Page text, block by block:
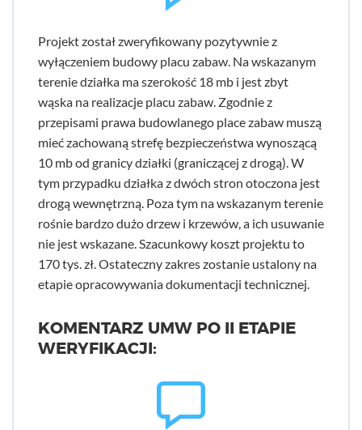
Projekt został zweryfikowany pozytywnie z
wyłączeniem budowy placu zabaw. Na wskazanym
terenie działka ma szerokość 18 mb i jest zbyt
wąska na realizacje placu zabaw. Zgodnie z
przepisami prawa budowlanego place zabaw muszą
mieć zachowaną strefę bezpieczeństwa wynoszącą
10 mb od granicy działki (graniczącej z drogą). W
tym przypadku działka z dwóch stron otoczona jest
drogą wewnętrzną. Poza tym na wskazanym terenie
rośnie bardzo dużo drzew i krzewów, a ich usuwanie
nie jest wskazane. Szacunkowy koszt projektu to
170 tys. zł. Ostateczny zakres zostanie ustalony na
etapie opracowywania dokumentacji technicznej.
KOMENTARZ UMW PO II ETAPIE
WERYFIKACJI: